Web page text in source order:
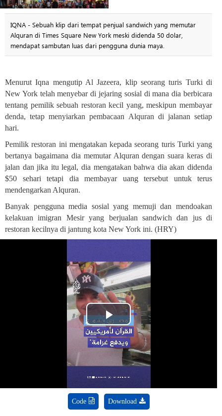
IQNA - Sebuah klip dari tempat penjual sandwich yang memutar
Alquran di Times Square New York meski didenda 50 dolar,
mendapat sambutan luas dari pengguna dunia maya.
Menurut Iqna mengutip Al Jazeera, klip seorang turis Turki di
New York telah menyebar di jejaring sosial di mana dia berbicara
tentang pemilik sebuah restoran kecil yang, meskipun membayar
denda, tetap menyiarkan pembacaan Alquran di jalanan setiap
hari.
Pemilik restoran ini mengatakan kepada seorang turis Turki yang
bertanya bagaimana dia memutar Alquran dengan suara keras di
jalan dan jika itu legal, dia mengatakan bahwa dia akan didenda
$50 sehari tetapi dia membayar uang tersebut untuk terus
mendengarkan Alquran.
Banyak pengguna media sosial yang memuji dan mendoakan
kelakuan imigran Mesir yang berjualan sandwich dan jus di
restoran kecilnya di jantung kota New York ini. (HRY)
Play
Video
Code Download